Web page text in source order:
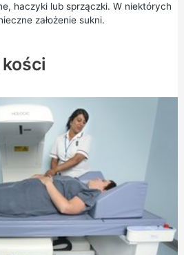
haczyki lub sprzączki. W niektórych
założenie sukni.